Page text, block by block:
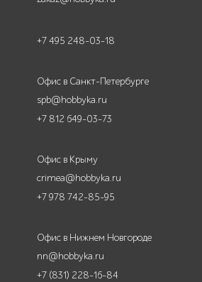
+7 495 248-03-18
Офис в Санкт-Петербурге
spb@hobbyka.ru
+7 812 649-03-73
Офис в Крыму
crimea@hobbyka.ru
+7 978 742-85-95
Офис в Нижнем Новгороде
nn@hobbyka.ru
+7 (831) 228-16-84